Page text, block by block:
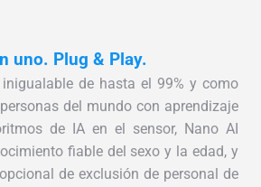
uno. Plug & Play.
de hasta el 99% y como
del mundo con aprendizaje
de IA en el sensor, Nano AI
fiable del sexo y la edad, y
de exclusión de personal de